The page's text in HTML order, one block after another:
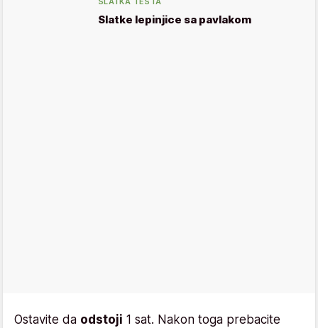
Slatke lepinjice sa pavlakom
Ostavite da odstoji 1 sat. Nakon toga prebacite